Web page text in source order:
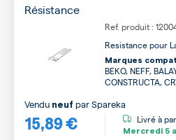
Résistance
Ref. produit :
Resistance pour
Marques
BEKO, NEFF,
CONSTRUCTA,
15,89 €
Vendu neuf parSpareka
Livré à
Mercredi 5